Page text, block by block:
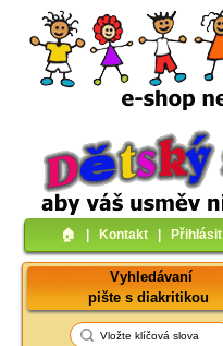
🏠︎ Kontakt Přihlásit
Vyhledávaní
pište s diakritikou